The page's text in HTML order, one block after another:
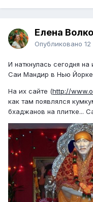
Елена
Опубликовано
И наткнулась сегодня
Саи Мандир в Нью
На их сайте (http://
как там появлялся
бхаджанов на плитке...